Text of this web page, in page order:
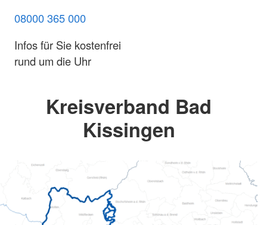
08000 365 000
Infos für Sie kostenfrei
rund um die Uhr
Kreisverband Bad
Kissingen